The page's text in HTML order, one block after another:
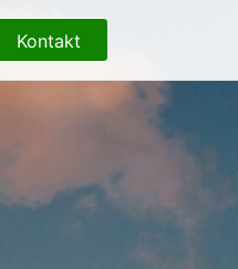
Kontakt